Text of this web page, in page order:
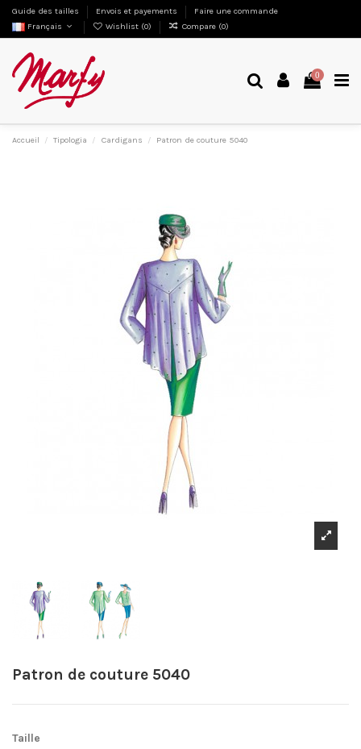
Guide des tailles Envois et payements
Faire une commande
Français
Wishlist (0) Compare (0)
0
Accueil Tipologia Cardigans Patron de couture 5040
Patron de couture 5040
Taille